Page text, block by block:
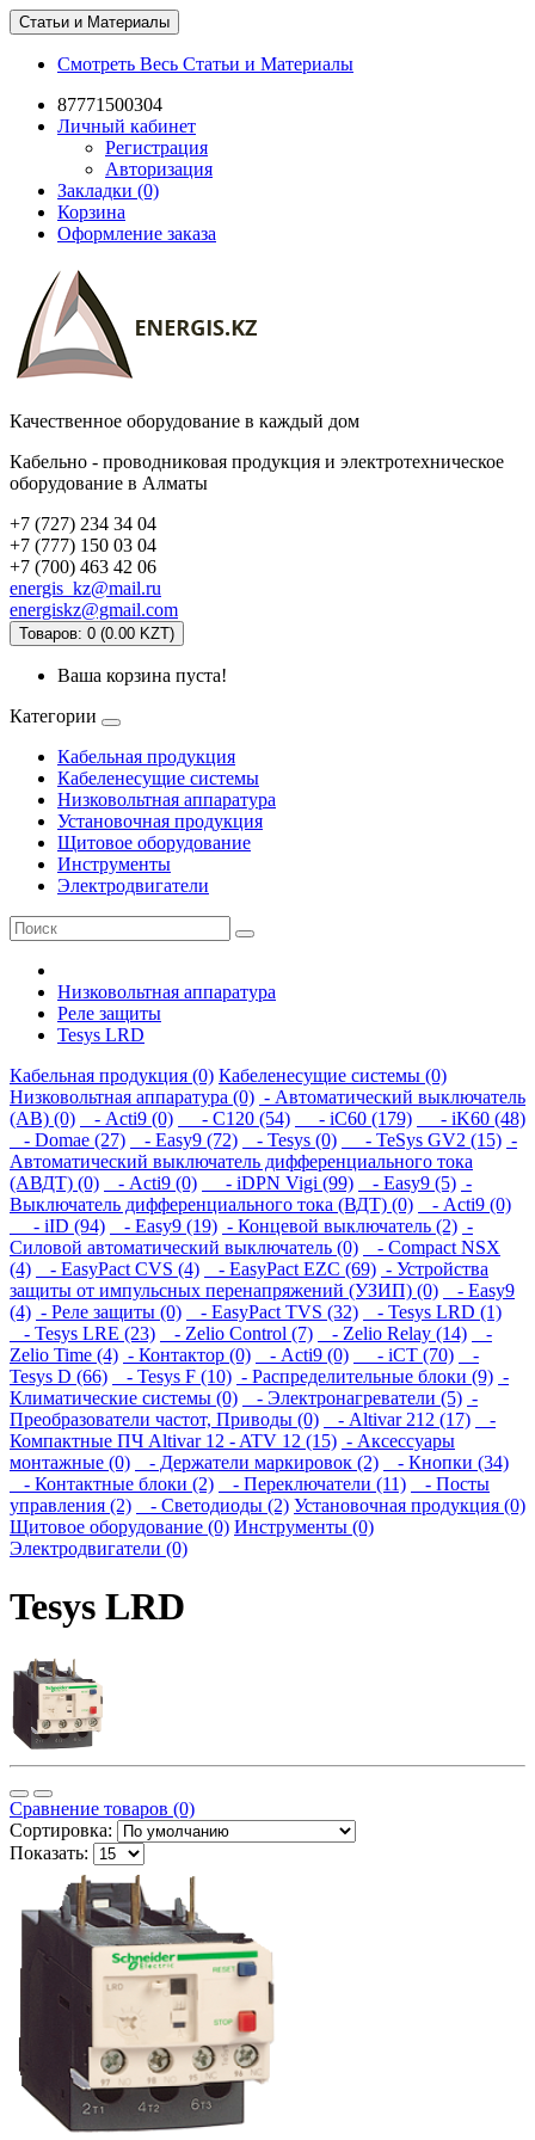
Статьи и Материалы
Смотреть Весь Статьи и Материалы
87771500304
Личный кабинет
Регистрация
Авторизация
Закладки (0)
Корзина
Оформление заказа
Качественное оборудование в каждый дом
Кабельно - проводниковая продукция и электротехническое
оборудование в Алматы
+7 (727) 234 34 04
+7 (777) 150 03 04
+7 (700) 463 42 06
energis_kz@mail.ru
energiskz@gmail.com
Товаров: 0 (0.00 KZT)
Ваша корзина пуста!
Категории
Кабельная продукция
Кабеленесущие системы
Низковольтная аппаратура
Установочная продукция
Щитовое оборудование
Инструменты
Электродвигатели
Низковольтная аппаратура
Реле защиты
Tesys LRD
Кабельная продукция (0) Кабеленесущие системы (0)
Низковольтная аппаратура (0) - Автоматический выключатель
(АВ) (0)
- Acti9 (0) - C120 (54) - iC60 (179)
- iK60 (48)
- Domae (27)
- Easy9 (72) - Tesys (0) - TeSys GV2 (15) -
Автоматический выключатель дифференциального тока
(АВДТ) (0)
- Acti9 (0) - iDPN Vigi (99) - Easy9 (5) -
Выключатель дифференциального тока (ВДТ) (0)
- Acti9 (0)
- iID (94)
- Easy9 (19) - Концевой выключатель (2) -
Силовой автоматический выключатель (0)
- Compact NSX
(4)
- EasyPact CVS (4) - EasyPact EZC (69) - Устройства
защиты от импульсных перенапряжений (УЗИП) (0)
- Easy9
(4) - Реле защиты (0) - EasyPact TVS (32)
- Tesys LRD (1)
- Tesys LRE (23)
- Zelio Control (7) - Zelio Relay (14)
-
Zelio Time (4) - Контактор (0) - Acti9 (0) - iCT (70)
-
Tesys D (66)
- Tesys F (10) - Распределительные блоки (9) -
Климатические системы (0)
- Электронагреватели (5) -
Преобразователи частот, Приводы (0)
- Altivar 212 (17)
-
Компактные ПЧ Altivar 12 - ATV 12 (15) - Аксессуары
монтажные (0)
- Держатели маркировок (2)
- Кнопки (34)
- Контактные блоки (2)
- Переключатели (11)
- Посты
управления (2)
- Светодиоды (2) Установочная продукция (0)
Щитовое оборудование (0) Инструменты (0)
Электродвигатели (0)
Tesys LRD
Сравнение товаров (0)
Сортировка:
Показать: